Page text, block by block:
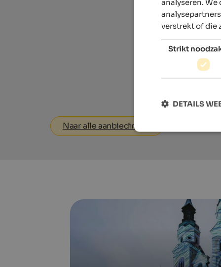
Naar alle aanbiedingen
analyseren.
verstrekt of die
Strikt
DETAILS